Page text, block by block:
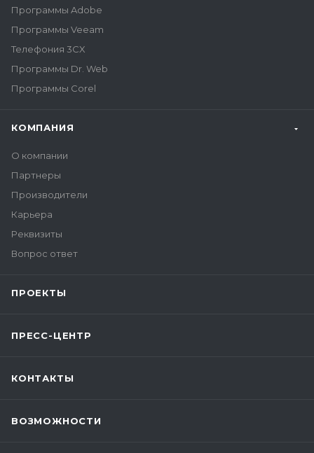
Программы Adobe
Программы Veeam
Телефония 3CX
Программы Dr. Web
Программы Corel
КОМПАНИЯ
О компании
Партнеры
Производители
Карьера
Реквизиты
Вопрос ответ
ПРОЕКТЫ
ПРЕСС-ЦЕНТР
КОНТАКТЫ
ВОЗМОЖНОСТИ